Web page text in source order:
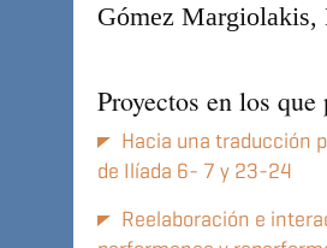
Gómez Margiolakis,
Proyectos en los
Hacia una traducción
de Ilíada 6- 7 y 23-24
Reelaboración e